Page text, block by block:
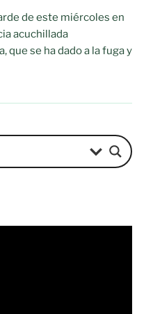
de este miércoles en
acuchillada
que se ha dado a la fuga y